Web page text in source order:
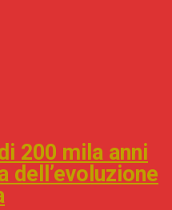
200 mila anni